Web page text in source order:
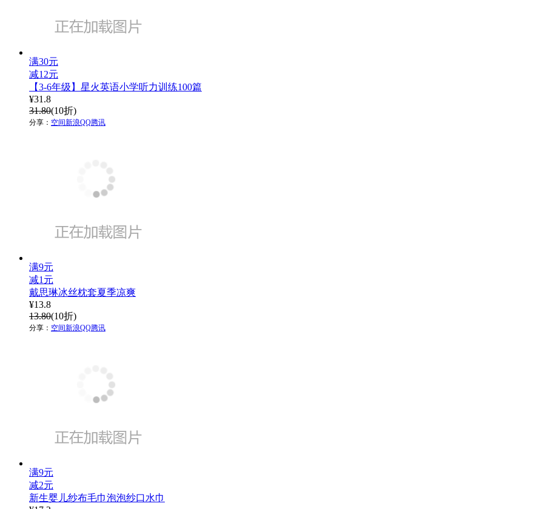
满30元
减12元
【3-6年级】星火英语小学听力训练100篇
¥31.8
31.80(10折)
分享： 空间新浪QQ腾讯
满9元
减1元
戴思琳冰丝枕套夏季凉爽
¥13.8
13.80(10折)
分享： 空间新浪QQ腾讯
满9元
减2元
新生婴儿纱布毛巾泡泡纱口水巾